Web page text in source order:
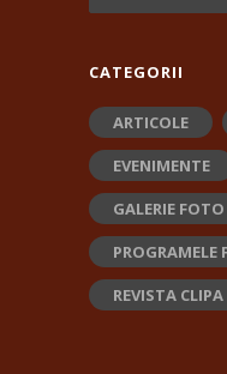
CATEGORII
ARTICOLE
EVENIMENTE
GALERIE FOTO
PROGRAMELE
REVISTA CLIPA